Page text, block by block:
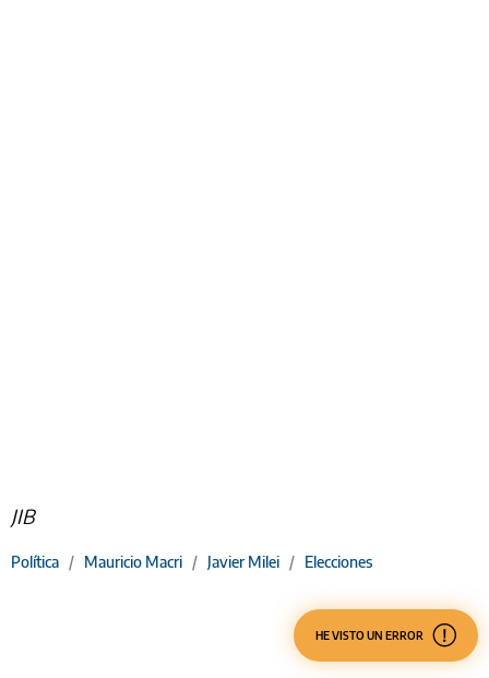
JIB
Política / Mauricio Macri / Javier Milei / Elecciones
HE VISTO UN ERROR